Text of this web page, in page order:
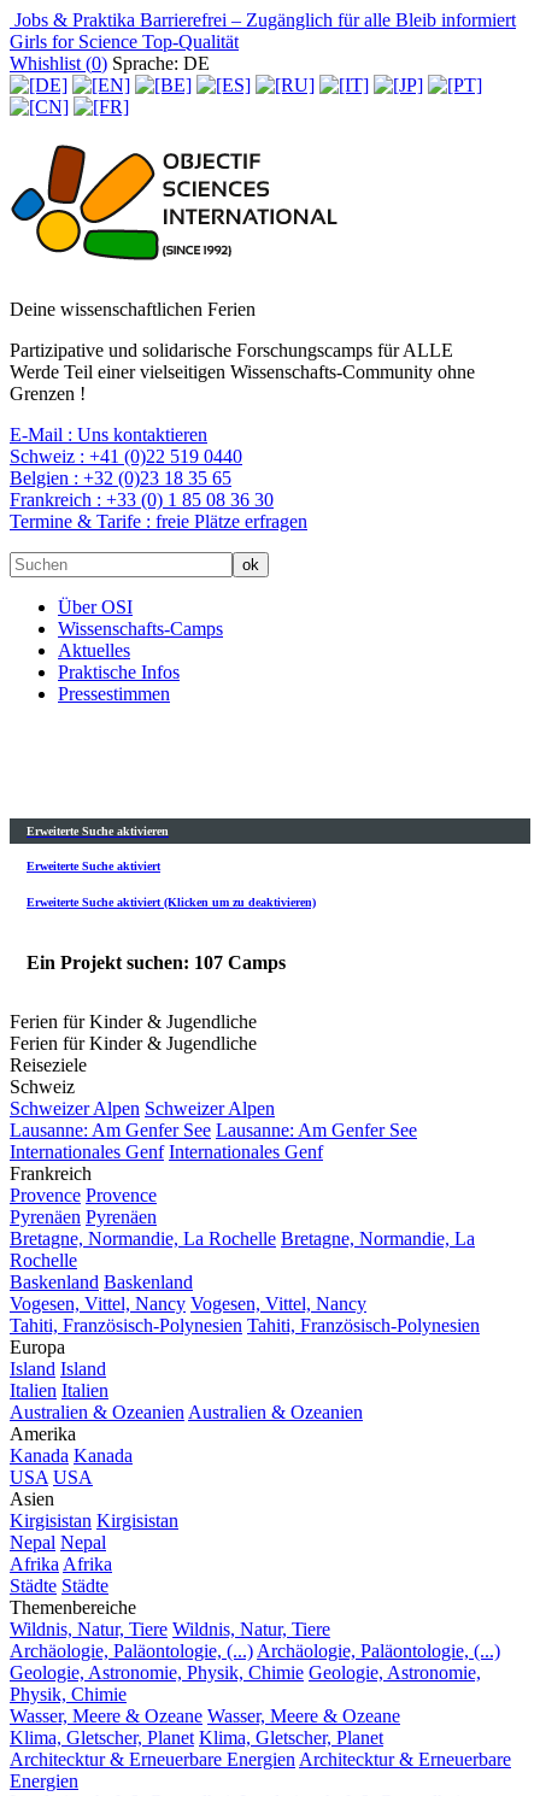
Jobs & Praktika Barrierefrei – Zugänglich für alle Bleib informiert
Girls for Science Top-Qualität
Whishlist (0) Sprache: DE
Deine wissenschaftlichen Ferien
Partizipative und solidarische Forschungscamps für ALLE
Werde Teil einer vielseitigen Wissenschafts-Community ohne
Grenzen !
E-Mail : Uns kontaktieren
Schweiz : +41 (0)22 519 0440
Belgien : +32 (0)23 18 35 65
Frankreich : +33 (0) 1 85 08 36 30
Termine & Tarife : freie Plätze erfragen
Über OSI
Wissenschafts-Camps
Aktuelles
Praktische Infos
Pressestimmen
Erweiterte Suche aktivieren
Erweiterte Suche aktiviert
Erweiterte Suche aktiviert (Klicken um zu deaktivieren)
Ein Projekt suchen: 107 Camps
Ferien für Kinder & Jugendliche
Ferien für Kinder & Jugendliche
Reiseziele
Schweiz
Schweizer Alpen Schweizer Alpen
Lausanne: Am Genfer See Lausanne: Am Genfer See
Internationales Genf Internationales Genf
Frankreich
Provence Provence
Pyrenäen Pyrenäen
Bretagne, Normandie, La Rochelle Bretagne, Normandie, La
Rochelle
Baskenland Baskenland
Vogesen, Vittel, Nancy Vogesen, Vittel, Nancy
Tahiti, Französisch-Polynesien Tahiti, Französisch-Polynesien
Europa
Island Island
Italien Italien
Australien & Ozeanien Australien & Ozeanien
Amerika
Kanada Kanada
USA USA
Asien
Kirgisistan Kirgisistan
Nepal Nepal
Afrika Afrika
Städte Städte
Themenbereiche
Wildnis, Natur, Tiere Wildnis, Natur, Tiere
Archäologie, Paläontologie, (...) Archäologie, Paläontologie, (...)
Geologie, Astronomie, Physik, Chimie Geologie, Astronomie,
Physik, Chimie
Wasser, Meere & Ozeane Wasser, Meere & Ozeane
Klima, Gletscher, Planet Klima, Gletscher, Planet
Architecktur & Erneuerbare Energien Architecktur & Erneuerbare
Energien